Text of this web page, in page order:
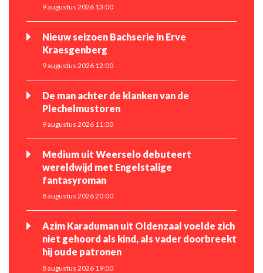
9 augustus 2026 13:00
Nieuw seizoen Bachserie in Erve
Kraesgenberg
9 augustus 2026 12:00
De man achter de klanken van de
Plechelmustoren
9 augustus 2026 11:00
Medium uit Weerselo debuteert
wereldwijd met Engelstalige
fantasyroman
8 augustus 2026 20:00
Azim Karaduman uit Oldenzaal voelde zich
niet gehoord als kind, als vader doorbreekt
hij oude patronen
8 augustus 2026 19:00